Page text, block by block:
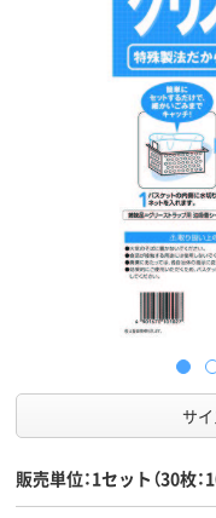
サイ
販売単位：1セット（30枚